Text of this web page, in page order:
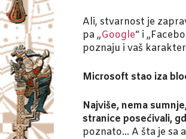
Ali, stvarnost je
pa „Google“ i
poznaju i vaš
Microsoft stao iza
Najviše, nema
stranice posećivali,
poznato… A šta je sa